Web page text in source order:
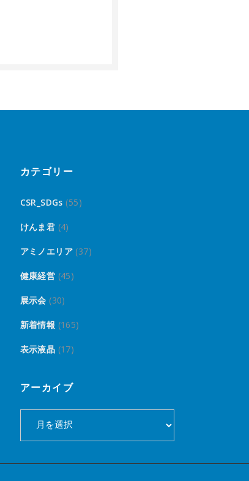
カテゴリー
CSR_SDGs (55)
けんま君 (4)
アミノエリア (37)
健康経営 (45)
展示会 (30)
新着情報 (165)
表示液晶 (17)
アーカイブ
イ